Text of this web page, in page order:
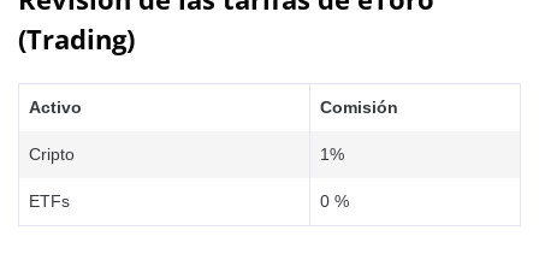
(Trading)
Activo Comisión
Cripto 1%
ETFs 0 %